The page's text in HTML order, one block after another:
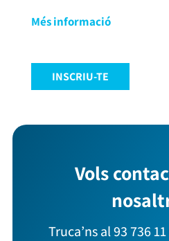
Més informació
INSCRIU-TE
Vols
Truca’ns al 93 736